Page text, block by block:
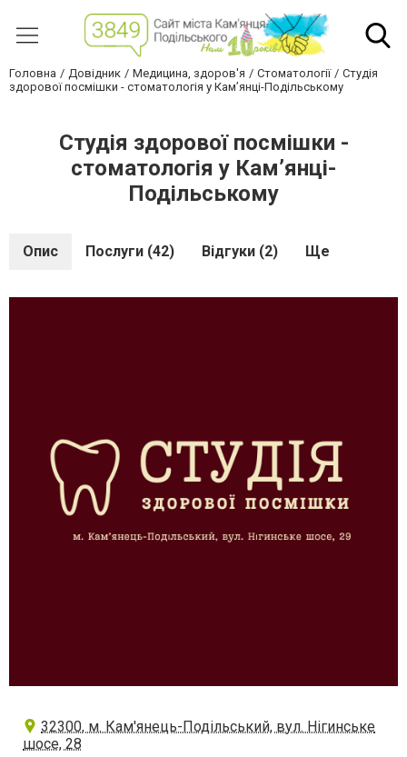
Головна Довідник Медицина, здоров'я Стоматології
Студія
здорової посмішки - стоматологія у Кам’янці-Подільському
Студія здорової посмішки -
стоматологія у Кам’янці-
Подільському
Опис Послуги (42) Відгуки (2) Ще
32300, м. Кам'янець-Подільський, вул. Нігинське
шосе, 28